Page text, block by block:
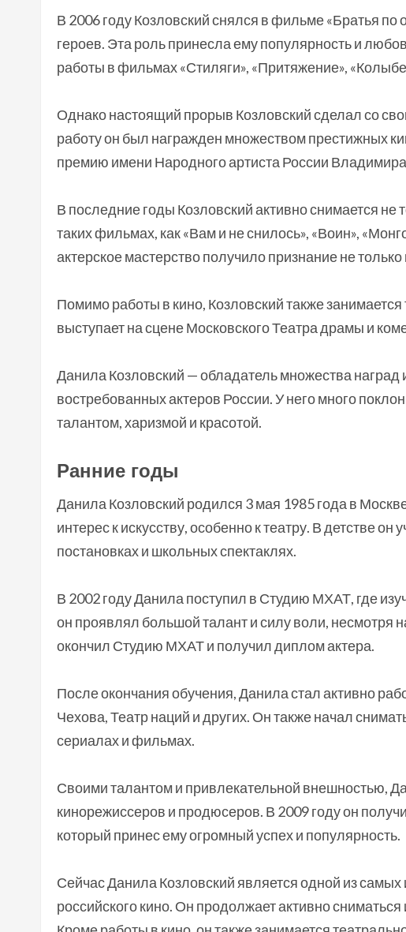
В 2006 году Козловский снялся в фильме «Братья по
героев. Эта роль принесла ему популярность и
работы в фильмах «Стиляги», «Притяжение»,
Однако настоящий прорыв Козловский сделал со
работу он был награжден множеством престижных
премию имени Народного артиста России
В последние годы Козловский активно снимается не
таких фильмах, как «Вам и не снилось», «Воин»,
актерское мастерство получило признание не
Помимо работы в кино, Козловский также
выступает на сцене Московского Театра драмы и
Данила Козловский — обладатель множества
востребованных актеров России. У него много
талантом, харизмой и красотой.
Ранние годы
Данила Козловский родился 3 мая 1985 года в
интерес к искусству, особенно к театру. В детстве
постановках и школьных спектаклях.
В 2002 году Данила поступил в Студию МХАТ, где
он проявлял большой талант и силу воли, несмотря
окончил Студию МХАТ и получил диплом актера.
После окончания обучения, Данила стал активно
Чехова, Театр наций и других. Он также начал
сериалах и фильмах.
Своими талантом и привлекательной внешностью,
кинорежиссеров и продюсеров. В 2009 году он
который принес ему огромный успех и популярность.
Сейчас Данила Козловский является одной из
российского кино. Он продолжает активно